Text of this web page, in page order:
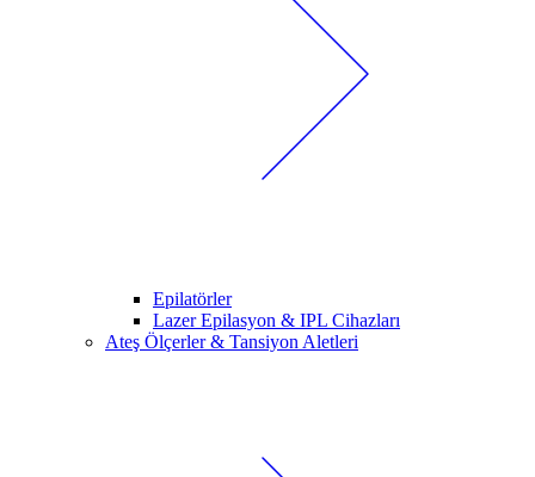
Epilatörler
Lazer Epilasyon & IPL Cihazları
Ateş Ölçerler & Tansiyon Aletleri